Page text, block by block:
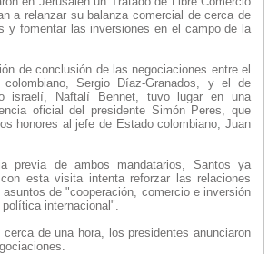
a relanzar su balanza comercial de cerca de
y fomentar las inversiones en el campo de la
de conclusión de las negociaciones entre el
Sergio Díaz-Granados, y el de
israelí, Naftalí Bennet, tuvo lugar en una
oficial del presidente Simón Peres, que
honores al jefe de Estado colombiano, Juan
previa de ambos mandatarios, Santos ya
esta visita intenta reforzar las relaciones
de "cooperación, comercio e inversión
internacional".
de una hora, los presidentes anunciaron